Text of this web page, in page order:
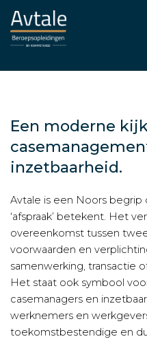
naar
de
Een moderne
inzetbaarheid.
Avtale is een Noors begrip
‘afspraak’ betekent. Het
overeenkomst tussen
voorwaarden en
samenwerking, transactie
Het staat ook symbool
casemanagers en
werknemers en
toekomstbestendige en